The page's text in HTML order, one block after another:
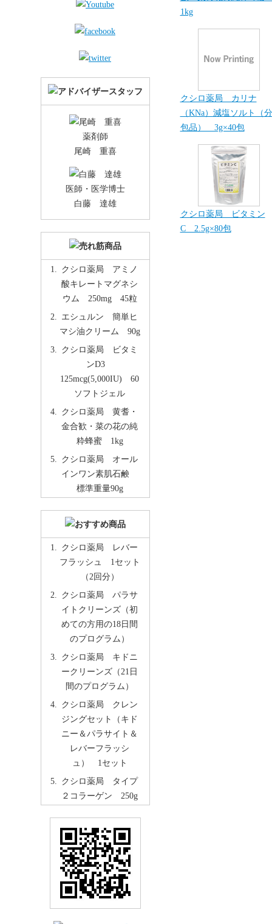
1kg
クシロ薬局 カリナ
（KNa）減塩ソルト（分
包品） 3g×40包
クシロ薬局 ビタミン
C 2.5g×80包
薬剤師
尾崎 重喜
医師・医学博士
白藤 達雄
クシロ薬局 アミノ
酸キレートマグネシ
ウム 250mg 45粒
エシュルン 簡単ヒ
マシ油クリーム 90g
クシロ薬局 ビタミ
ンD3
125mcg(5,000IU) 60
ソフトジェル
クシロ薬局 黄耆・
金合歓・菜の花の純
粋蜂蜜 1kg
クシロ薬局 オール
インワン素肌石鹸
標準重量90g
クシロ薬局 レバー
フラッシュ 1セット
（2回分）
クシロ薬局 パラサ
イトクリーンズ（初
めての方用の18日間
のプログラム）
クシロ薬局 キドニ
ークリーンズ（21日
間のプログラム）
クシロ薬局 クレン
ジングセット（キド
ニー＆パラサイト＆
レバーフラッシ
ュ） 1セット
クシロ薬局 タイプ
２コラーゲン 250g